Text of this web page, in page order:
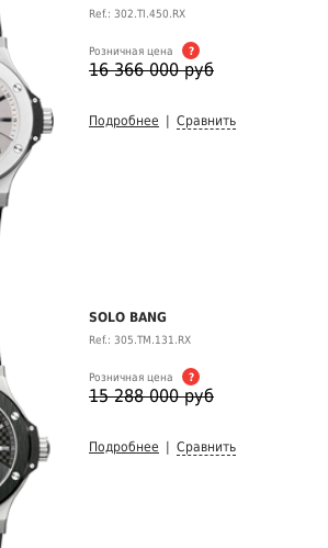
Ref.: 302.TI.450.RX
Розничная цена ?
16 366 000 руб
Подробнее Сравнить
SOLO BANG
Ref.: 305.TM.131.RX
Розничная цена ?
15 288 000 руб
Подробнее Сравнить